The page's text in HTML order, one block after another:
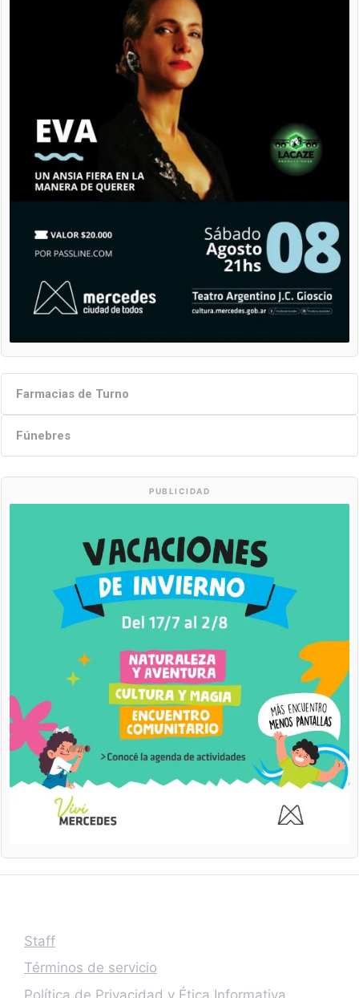
Farmacias de Turno
Fúnebres
PUBLICIDAD
Staff
Términos de servicio
Política de Privacidad y Ética Informativa